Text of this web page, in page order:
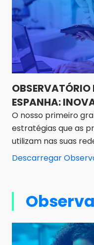
OBSERVATÓRIO
ESPANHA:
ALIMENTAR
O nosso primeiro
estratégias que as
utilizam nas suas
pioneiro e essencial.
Descarregar